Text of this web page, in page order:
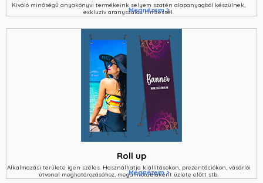
Kiváló minőségű anyakönyvi termékeink selyem szatén alapanyagból készülnek,
exkluzív aranyszálas hímzéssel.
Megnézem >
Roll up
Alkalmazási területe igen széles. Használhatja kiállításokon, prezentációkon, vásárlói
útvonal meghatározásához, megállítótáblaként üzlete előtt stb.
Megnézem >